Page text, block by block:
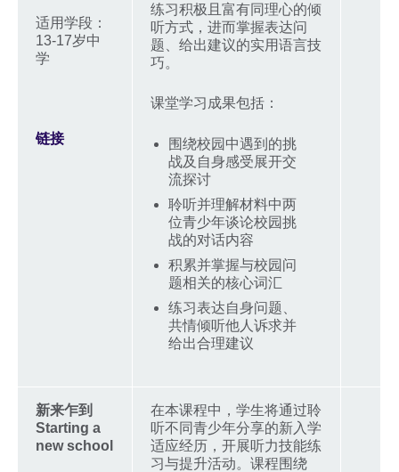
适用学段：
13-17岁中
学
链接
练习积极且富有同理心的倾
听方式，进而掌握表达问
题、给出建议的实用语言技
巧。
课堂学习成果包括：
围绕校园中遇到的挑
战及自身感受展开交
流探讨
聆听并理解材料中两
位青少年谈论校园挑
战的对话内容
积累并掌握与校园问
题相关的核心词汇
练习表达自身问题、
共情倾听他人诉求并
给出合理建议
新来乍到
Starting a
new school
在本课程中，学生将通过聆
听不同青少年分享的新入学
适应经历，开展听力技能练
习与提升活动。课程围绕